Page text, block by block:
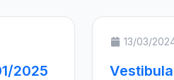
2025
13/03/